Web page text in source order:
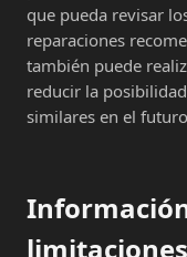
que pueda revisar
reparaciones
también puede
reducir la
similares en el
limitaciones